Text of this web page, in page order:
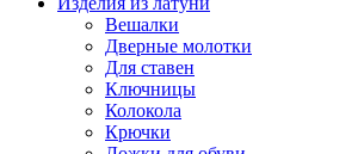
Вешалки
Дверные молотки
Для ставен
Ключницы
Колокола
Крючки